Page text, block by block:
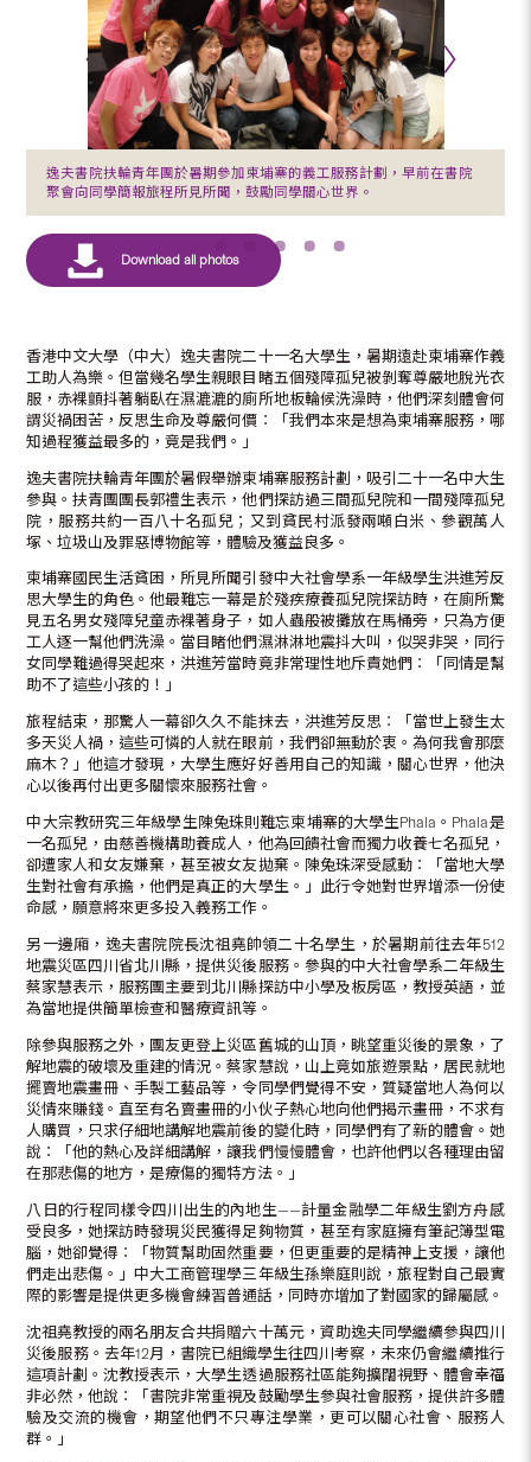
逸夫書院扶輪青年團於暑期參加柬埔寨的義工服務計劃，早前在書院
聚會向同學簡報旅程所見所聞，鼓勵同學關心世界。
香港中文大學（中大）逸夫書院二十一名大學生，暑期遠赴柬埔寨作義
工助人為樂。但當幾名學生親眼目睹五個殘障孤兒被剝奪尊嚴地脫光衣
服，赤裸顫抖著躺臥在濕漉漉的廁所地板輪候洗澡時，他們深刻體會何
謂災禍困苦，反思生命及尊嚴何價︰「我們本來是想為柬埔寨服務，哪
知過程獲益最多的，竟是我們。」
逸夫書院扶輪青年團於暑假舉辦柬埔寨服務計劃，吸引二十一名中大生
參與。扶青團團長郭禮生表示，他們探訪過三間孤兒院和一間殘障孤兒
院，服務共約一百八十名孤兒；又到貧民村派發兩噸白米、參觀萬人
塚、垃圾山及罪惡博物館等，體驗及獲益良多。
柬埔寨國民生活貧困，所見所聞引發中大社會學系一年級學生洪進芳反
思大學生的角色。他最難忘一幕是於殘疾療養孤兒院探訪時，在廁所驚
見五名男女殘障兒童赤裸著身子，如人蟲般被攤放在馬桶旁，只為方便
工人逐一幫他們洗澡。當目睹他們濕淋淋地震抖大叫，似哭非哭，同行
女同學難過得哭起來，洪進芳當時竟非常理性地斥責她們︰「同情是幫
助不了這些小孩的！」
旅程結束，那驚人一幕卻久久不能抹去，洪進芳反思︰「當世上發生太
多天災人禍，這些可憐的人就在眼前，我們卻無動於衷。為何我會那麼
麻木？」他這才發現，大學生應好好善用自己的知識，關心世界，他決
心以後再付出更多關懷來服務社會。
中大宗教研究三年級學生陳兔珠則難忘柬埔寨的大學生Phala。Phala是
一名孤兒，由慈善機構助養成人，他為回饋社會而獨力收養七名孤兒，
卻遭家人和女友嫌棄，甚至被女友拋棄。陳兔珠深受感動︰「當地大學
生對社會有承擔，他們是真正的大學生。」此行令她對世界增添一份使
命感，願意將來更多投入義務工作。
另一邊廂，逸夫書院院長沈祖堯帥領二十名學生，於暑期前往去年512
地震災區四川省北川縣，提供災後服務。參與的中大社會學系二年級生
蔡家慧表示，服務團主要到北川縣探訪中小學及板房區，教授英語，並
為當地提供簡單檢查和醫療資訊等。
除參與服務之外，團友更登上災區舊城的山頂，眺望重災後的景象，了
解地震的破壞及重建的情況。蔡家慧說，山上竟如旅遊景點，居民就地
擺賣地震畫冊、手製工藝品等，令同學們覺得不安，質疑當地人為何以
災情來賺錢。直至有名賣畫冊的小伙子熱心地向他們揭示畫冊，不求有
人購買，只求仔細地講解地震前後的變化時，同學們有了新的體會。她
說︰「他的熱心及詳細講解，讓我們慢慢體會，也許他們以各種理由留
在那悲傷的地方，是療傷的獨特方法。」
八日的行程同樣令四川出生的內地生——計量金融學二年級生劉方舟感
受良多，她探訪時發現災民獲得足夠物質，甚至有家庭擁有筆記簿型電
腦，她卻覺得︰「物質幫助固然重要，但更重要的是精神上支援，讓他
們走出悲傷。」中大工商管理學三年級生孫樂庭則說，旅程對自己最實
際的影響是提供更多機會練習普通話，同時亦增加了對國家的歸屬感。
沈祖堯教授的兩名朋友合共捐贈六十萬元，資助逸夫同學繼續參與四川
災後服務。去年12月，書院已組織學生往四川考察，未來仍會繼續推行
這項計劃。沈教授表示，大學生透過服務社區能夠擴闊視野、體會幸福
非必然，他說︰「書院非常重視及鼓勵學生參與社會服務，提供許多體
驗及交流的機會，期望他們不只專注學業，更可以關心社會、服務人
群。」